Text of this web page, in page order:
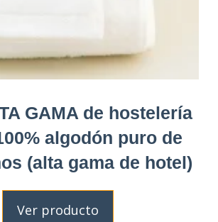
GAMA de hostelería
algodón puro de
(alta gama de hotel)
Ver producto